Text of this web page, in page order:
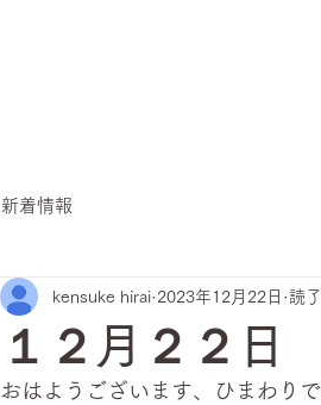
新着情報
１２月２２日
kensuke hirai 2023年12月22日 読
おはようございます、ひまわり